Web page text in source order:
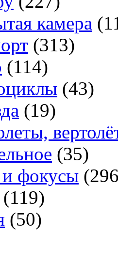
камера
(313)
(114)
(43)
(19)
(35)
фокусы
(119)
(50)